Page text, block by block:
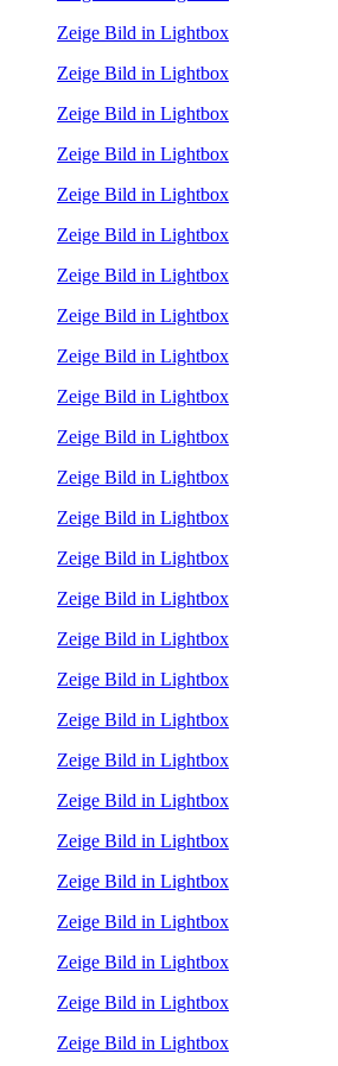
Zeige Bild in Lightbox
Zeige Bild in Lightbox
Zeige Bild in Lightbox
Zeige Bild in Lightbox
Zeige Bild in Lightbox
Zeige Bild in Lightbox
Zeige Bild in Lightbox
Zeige Bild in Lightbox
Zeige Bild in Lightbox
Zeige Bild in Lightbox
Zeige Bild in Lightbox
Zeige Bild in Lightbox
Zeige Bild in Lightbox
Zeige Bild in Lightbox
Zeige Bild in Lightbox
Zeige Bild in Lightbox
Zeige Bild in Lightbox
Zeige Bild in Lightbox
Zeige Bild in Lightbox
Zeige Bild in Lightbox
Zeige Bild in Lightbox
Zeige Bild in Lightbox
Zeige Bild in Lightbox
Zeige Bild in Lightbox
Zeige Bild in Lightbox
Zeige Bild in Lightbox